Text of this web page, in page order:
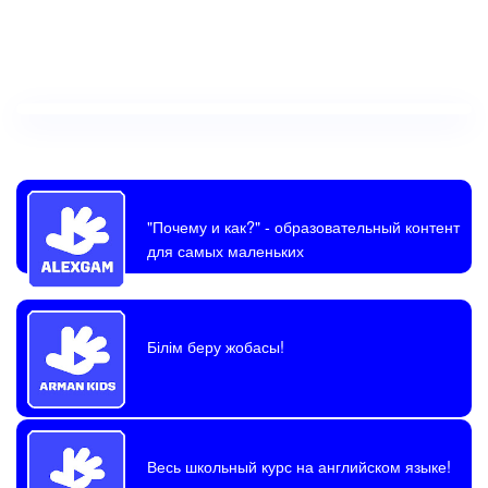
"Почему и как?"- образовательный контент
для самых маленьких
Білім беру жобасы!
Весь школьный курс на английском языке!